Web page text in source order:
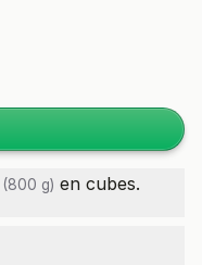
(800 g) en cubes.